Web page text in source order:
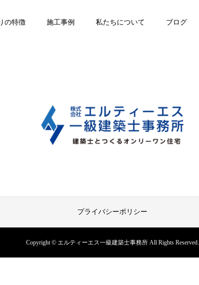
の特徴 施工事例 私たちについて ブログ
プライバシーポリシー
Copyright © エルティーエス一級建築士事務所 All Rights Reserved.